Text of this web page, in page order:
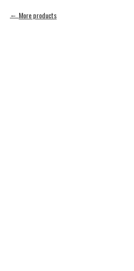
More products